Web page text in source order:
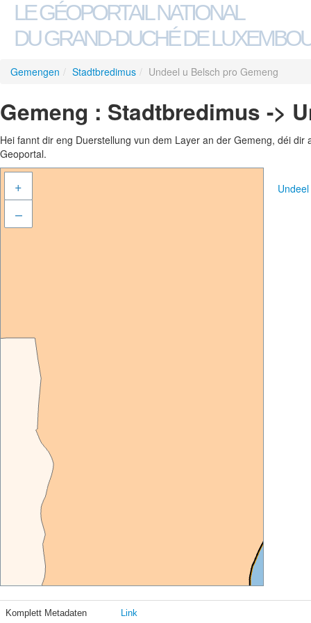
LE GÉOPORTAIL NATIONAL
DU GRAND-DUCHÉ DE
Gemengen / Stadtbredimus / Undeel u Belsch pro Gemeng
Gemeng : Stadtbredimus ->
Hei fannt dir eng Duerstellung vun dem Layer an der Gemeng, déi
Geoportal.
+
–
Komplett Metadaten Link